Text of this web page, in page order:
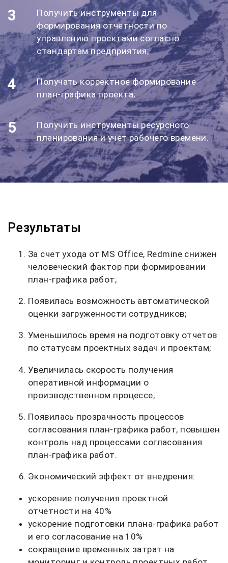
3
Получить инструменты для
формирования отчетности по
управлению проектами согласно
стандартам предприятия;
4
Получать корректное формирование
план-графика проекта;
5
Получить инструменты ресурсного
планирования и учет рабочего времени.
Результаты
За счет ухода от MS Office, Redmine снижен
человеческий фактор при формировании
план-графика работ;
Появилась возможность автоматической
оценки загруженности сотрудников;
Уменьшилось время на подготовку отчетов
по статусам проектных задач и проектам;
Увеличилась скорость получения
оперативной информации о
производственном процессе;
Появилась прозрачность процессов
согласования план-графика работ, повышен
контроль над процессами согласования
план-графика работ.
Экономический эффект от внедрения:
ускорение получения проектной
отчетности на 40%
ускорение подготовки плана-графика работ
и его согласование на 10%
сокращение временных затрат на